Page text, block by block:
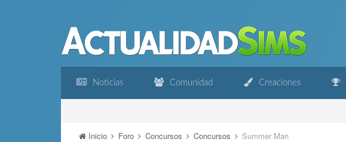
Noticias Comunidad Creaciones
Inicio Foro Concursos Concursos Summer Man